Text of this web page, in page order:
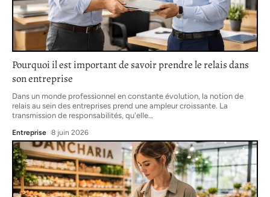
Pourquoi il est important de savoir prendre le relais dans
son entreprise
Dans un monde professionnel en constante évolution, la notion de
relais au sein des entreprises prend une ampleur croissante. La
transmission de responsabilités, qu'elle
Entreprise 8 juin 2026